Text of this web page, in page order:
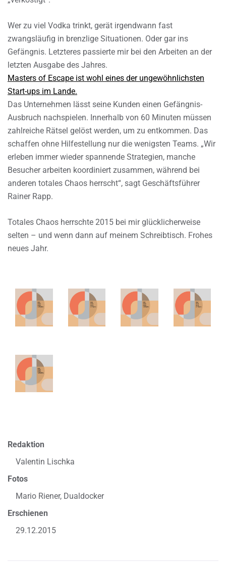
Wer zu viel Vodka trinkt, gerät irgendwann fast
zwangsläufig in brenzlige Situationen. Oder gar ins
Gefängnis. Letzteres passierte mir bei den Arbeiten an der
letzten Ausgabe des Jahres.
Masters of Escape ist wohl eines der ungewöhnlichsten
Start-ups im Lande.
Das Unternehmen lässt seine Kunden einen Gefängnis-
Ausbruch nachspielen. Innerhalb von 60 Minuten müssen
zahlreiche Rätsel gelöst werden, um zu entkommen. Das
schaffen ohne Hilfestellung nur die wenigsten Teams. „Wir
erleben immer wieder spannende Strategien, manche
Besucher arbeiten koordiniert zusammen, während bei
anderen totales Chaos herrscht“, sagt Geschäftsführer
Rainer Rapp.
Totales Chaos herrschte 2015 bei mir glücklicherweise
selten – und wenn dann auf meinem Schreibtisch. Frohes
neues Jahr.
Redaktion
Valentin Lischka
Fotos
Mario Riener, Dualdocker
Erschienen
29.12.2015